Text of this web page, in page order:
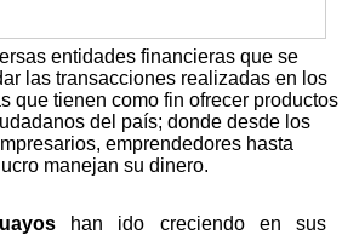
entidades financieras que se
las transacciones realizadas en los
que tienen como fin ofrecer productos
del país; donde desde los
emprendedores hasta
manejan su dinero.
han ido creciendo en sus